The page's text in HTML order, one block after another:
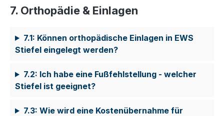
7. Orthopädie & Einlagen
7.1: Können orthopädische Einlagen in EWS
Stiefel eingelegt werden?
7.2: Ich habe eine Fußfehlstellung - welcher
Stiefel ist geeignet?
7.3: Wie wird eine Kostenübernahme für